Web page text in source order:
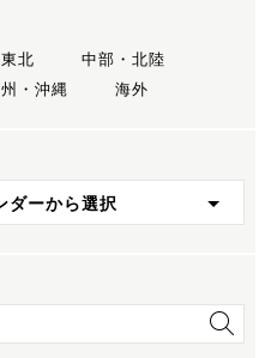
北
中部・北陸
・沖縄 海外
ダーから選択